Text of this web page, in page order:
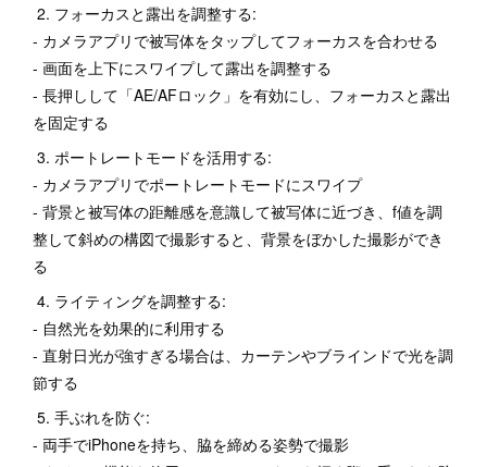
2. フォーカスと露出を調整する:
- カメラアプリで被写体をタップしてフォーカスを合わせる
- 画面を上下にスワイプして露出を調整する
- 長押しして「AE/AFロック」を有効にし、フォーカスと露出
を固定する
3. ポートレートモードを活用する:
- カメラアプリでポートレートモードにスワイプ
- 背景と被写体の距離感を意識して被写体に近づき、f値を調
整して斜めの構図で撮影すると、背景をぼかした撮影ができ
る
4. ライティングを調整する:
- 自然光を効果的に利用する
- 直射日光が強すぎる場合は、カーテンやブラインドで光を調
節する
5. 手ぶれを防ぐ:
- 両手でiPhoneを持ち、脇を締める姿勢で撮影